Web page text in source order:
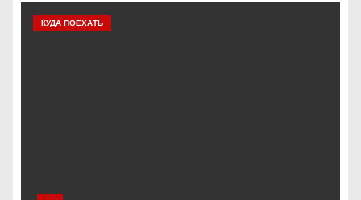
КУДА ПОЕХАТЬ